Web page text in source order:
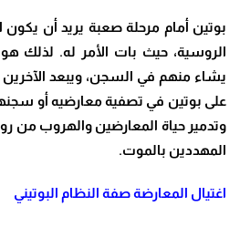
بوتين أمام مرحلة صعبة يريد أن يكون
الروسية، حيث بات الأمر له. لذلك
يشاء منهم في السجن، ويبعد
على بوتين في تصفية معارضيه أو
وتدمير حياة المعارضين والهروب من
المهددين بالموت.
اغتيال المعارضة صفة النظام البوتيني